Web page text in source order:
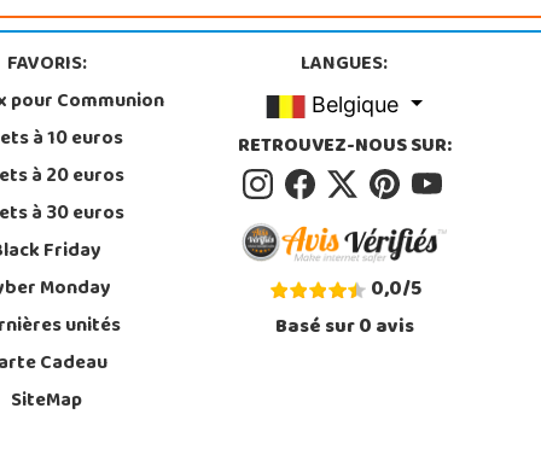
FAVORIS:
pour Communion
à 10 euros
à 20 euros
à 30 euros
Friday
Monday
unités
Cadeau
SiteMap
LANGUES:
Belgique
RETROUVEZ-NOUS SUR:
0,0/5
Basé sur0avis